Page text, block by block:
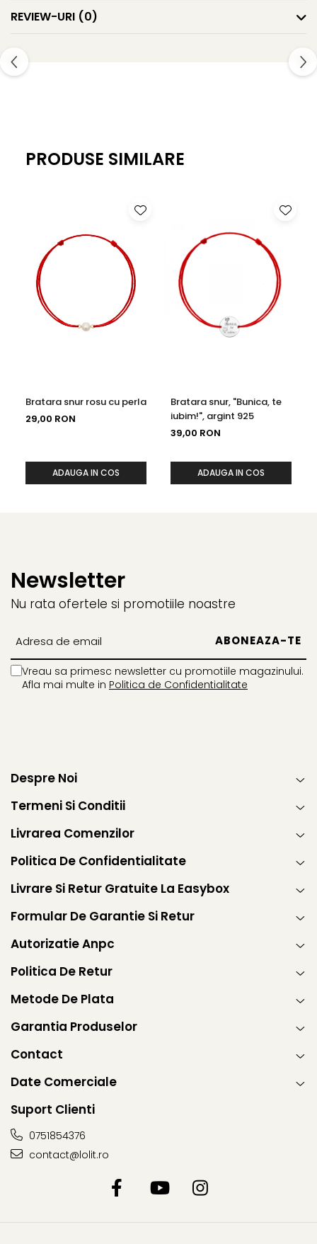
REVIEW-URI (0)
PRODUSE SIMILARE
Bratara snur rosu cu perla
29,00 RON
ADAUGA IN COS
Bratara snur, "Bunica, te
iubim!", argint 925
39,00 RON
ADAUGA IN COS
Newsletter
Nu rata ofertele si promotiile noastre
Vreau sa primesc newsletter cu promotiile magazinului.
Afla mai multe in Politica de Confidentialitate
Despre Noi
Termeni Si Conditii
Livrarea Comenzilor
Politica De Confidentialitate
Livrare Si Retur Gratuite La Easybox
Formular De Garantie Si Retur
Autorizatie Anpc
Politica De Retur
Metode De Plata
Garantia Produselor
Contact
Date Comerciale
Suport Clienti
0751854376
contact@lolit.ro